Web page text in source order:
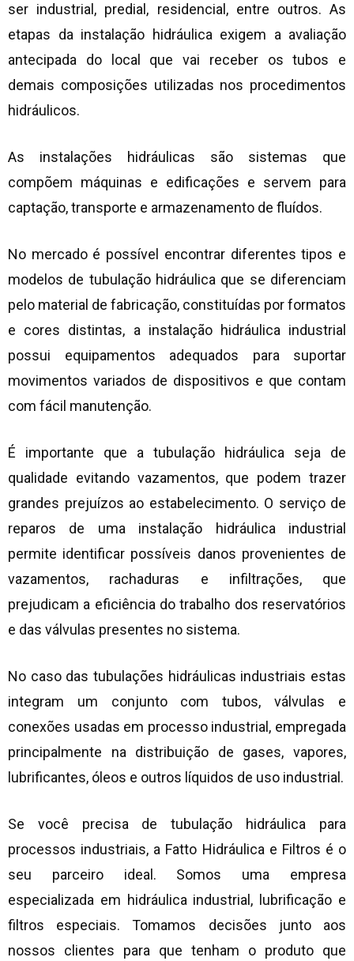
ser industrial, predial, residencial, entre outros. As
etapas da instalação hidráulica exigem a avaliação
antecipada do local que vai receber os tubos e
demais composições utilizadas nos procedimentos
hidráulicos.
As instalações hidráulicas são sistemas que
compõem máquinas e edificações e servem para
captação, transporte e armazenamento de fluídos.
No mercado é possível encontrar diferentes tipos e
modelos de tubulação hidráulica que se diferenciam
pelo material de fabricação, constituídas por formatos
e cores distintas, a instalação hidráulica industrial
possui equipamentos adequados para suportar
movimentos variados de dispositivos e que contam
com fácil manutenção.
É importante que a tubulação hidráulica seja de
qualidade evitando vazamentos, que podem trazer
grandes prejuízos ao estabelecimento. O serviço de
reparos de uma instalação hidráulica industrial
permite identificar possíveis danos provenientes de
vazamentos, rachaduras e infiltrações, que
prejudicam a eficiência do trabalho dos reservatórios
e das válvulas presentes no sistema.
No caso das tubulações hidráulicas industriais estas
integram um conjunto com tubos, válvulas e
conexões usadas em processo industrial, empregada
principalmente na distribuição de gases, vapores,
lubrificantes, óleos e outros líquidos de uso industrial.
Se você precisa de tubulação hidráulica para
processos industriais, a Fatto Hidráulica e Filtros é o
seu parceiro ideal. Somos uma empresa
especializada em hidráulica industrial, lubrificação e
filtros especiais. Tomamos decisões junto aos
nossos clientes para que tenham o produto que